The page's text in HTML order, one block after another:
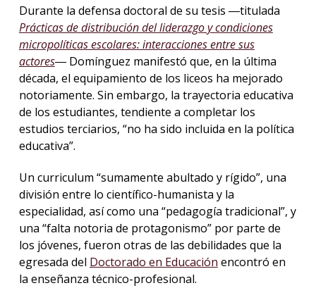
Durante la defensa doctoral de su tesis ―titulada
Prácticas de distribución del liderazgo y condiciones
micropolíticas escolares: interacciones entre sus
actores― Domínguez manifestó que, en la última
década, el equipamiento de los liceos ha mejorado
notoriamente. Sin embargo, la trayectoria educativa
de los estudiantes, tendiente a completar los
estudios terciarios, “no ha sido incluida en la política
educativa”.
Un curriculum “sumamente abultado y rígido”, una
división entre lo científico-humanista y la
especialidad, así como una “pedagogía tradicional”, y
una “falta notoria de protagonismo” por parte de
los jóvenes, fueron otras de las debilidades que la
egresada del Doctorado en Educación encontró en
la enseñanza técnico-profesional.